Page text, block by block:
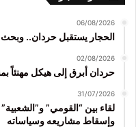
06/08/2026
الحجار يستقبل حردان..
02/08/2026
حردان أبرق إلى هيكل مهنئاً
31/07/2026
لقاء بين “القومي”
وإسقاط مشاريعه وسياساته